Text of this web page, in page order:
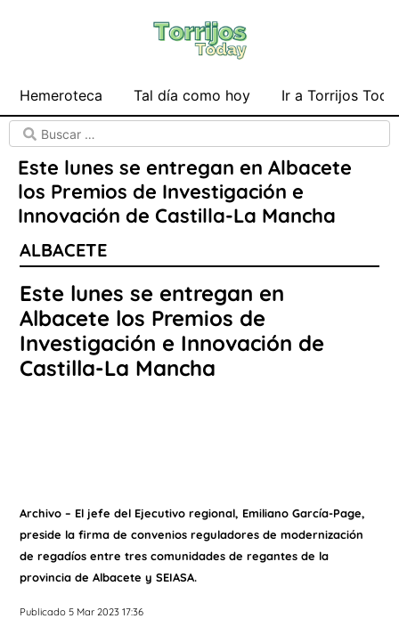
Hemeroteca Tal día como hoy Ir a Torrijos
Este lunes se entregan en Albacete
los Premios de Investigación e
Innovación de Castilla-La Mancha
ALBACETE
Este lunes se entregan en
Albacete los Premios de
Investigación e Innovación de
Castilla-La Mancha
Archivo – El jefe del Ejecutivo regional, Emiliano García-Page,
preside la firma de convenios reguladores de modernización
de regadíos entre tres comunidades de regantes de la
provincia de Albacete y SEIASA.
Publicado 5 Mar 2023 17:36